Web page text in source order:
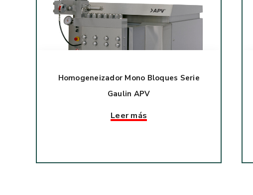
Homogeneizador Mono Bloques Serie
Gaulin APV
Leer más